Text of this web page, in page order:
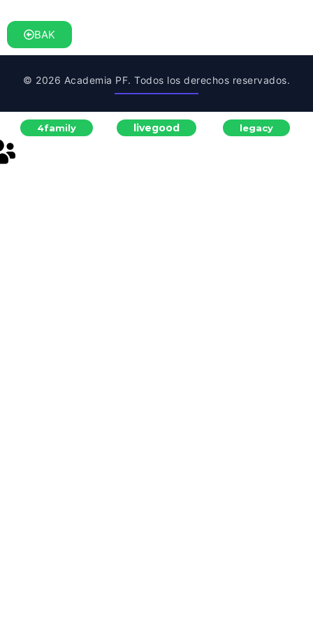
BAK
© 2026 Academia PF. Todos los derechos reservados.
4family livegood legacy